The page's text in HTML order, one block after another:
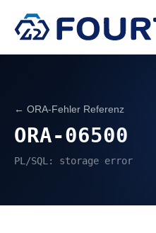
← ORA-Fehler Referenz
ORA-06500
PL/SQL: storage error